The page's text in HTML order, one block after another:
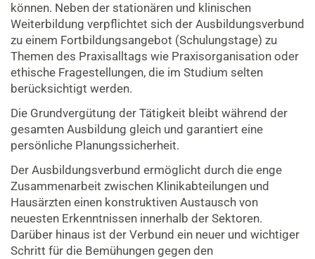
können. Neben der stationären und klinischen
Weiterbildung verpflichtet sich der Ausbildungsverbund
zu einem Fortbildungsangebot (Schulungstage) zu
Themen des Praxisalltags wie Praxisorganisation oder
ethische Fragestellungen, die im Studium selten
berücksichtigt werden.
Die Grundvergütung der Tätigkeit bleibt während der
gesamten Ausbildung gleich und garantiert eine
persönliche Planungssicherheit.
Der Ausbildungsverbund ermöglicht durch die enge
Zusammenarbeit zwischen Klinikabteilungen und
Hausärzten einen konstruktiven Austausch von
neuesten Erkenntnissen innerhalb der Sektoren.
Darüber hinaus ist der Verbund ein neuer und wichtiger
Schritt für die Bemühungen gegen den